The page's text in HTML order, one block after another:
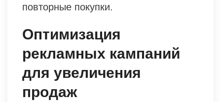
повторные покупки.
Оптимизация
рекламных кампаний
для увеличения
продаж